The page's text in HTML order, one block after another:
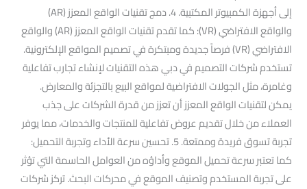
إلى أجهزة الكمبيوتر المكتبية. 4. دمج تقنيات الواقع المعزز (AR)
والواقع الافتراضي (VR): كما تقدم تقنيات الواقع المعزز (AR) والواقع
الافتراضي (VR) فرصاً جديدة ومبتكرة في تصميم المواقع الإلكترونية.
تستخدم شركات التصميم في دبي هذه التقنيات لإنشاء تجارب تفاعلية
وغامرة، مثل الجولات الافتراضية لمواقع البيع بالتجزئة والمعارض.
يمكن لتقنيات الواقع المعزز أن تعزز من قدرة الشركات على جذب
العملاء من خلال تقديم عروض تفاعلية للمنتجات والخدمات، مما يوفر
تجربة تسوق فريدة وممتعة. 5. تحسين سرعة الأداء وتجربة التحميل:
كما تعتبر سرعة تحميل الموقع وأداؤه من العوامل الحاسمة التي تؤثر
على تجربة المستخدم وتصنيف الموقع في محركات البحث. تركز شركات